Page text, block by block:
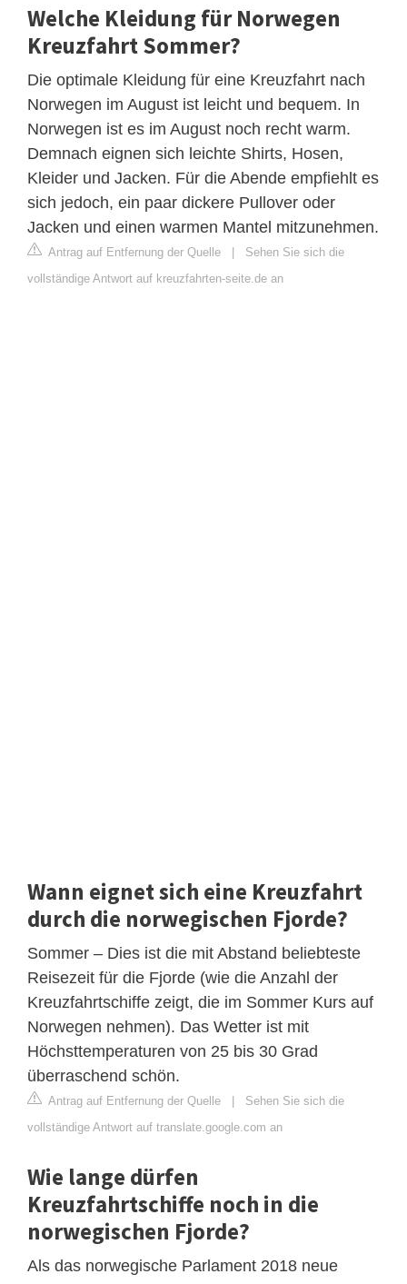
Welche Kleidung für Norwegen
Kreuzfahrt Sommer?
Die optimale Kleidung für eine Kreuzfahrt nach
Norwegen im August ist leicht und bequem. In
Norwegen ist es im August noch recht warm.
Demnach eignen sich leichte Shirts, Hosen,
Kleider und Jacken. Für die Abende empfiehlt es
sich jedoch, ein paar dickere Pullover oder
Jacken und einen warmen Mantel mitzunehmen.
Antrag auf Entfernung der Quelle | Sehen Sie sich die
vollständige Antwort auf kreuzfahrten-seite.de an
Wann eignet sich eine Kreuzfahrt
durch die norwegischen Fjorde?
Sommer – Dies ist die mit Abstand beliebteste
Reisezeit für die Fjorde (wie die Anzahl der
Kreuzfahrtschiffe zeigt, die im Sommer Kurs auf
Norwegen nehmen). Das Wetter ist mit
Höchsttemperaturen von 25 bis 30 Grad
überraschend schön.
Antrag auf Entfernung der Quelle | Sehen Sie sich die
vollständige Antwort auf translate.google.com an
Wie lange dürfen
Kreuzfahrtschiffe noch in die
norwegischen Fjorde?
Als das norwegische Parlament 2018 neue